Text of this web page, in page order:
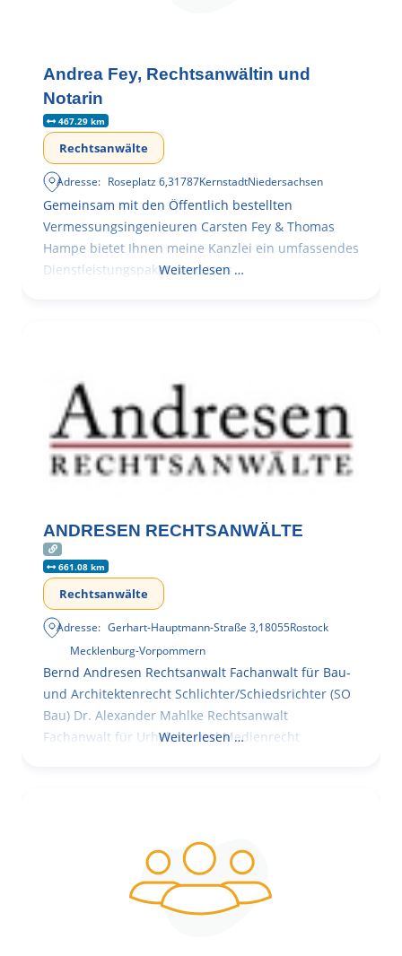
Andrea Fey, Rechtsanwältin und
Notarin
467.29 km
Rechtsanwälte
Adresse: Roseplatz 6,31787KernstadtNiedersachsen
Gemeinsam mit den Öffentlich bestellten
Vermessungsingenieuren Carsten Fey & Thomas
Hampe bietet Ihnen meine Kanzlei ein umfassendes
Dienstleistungspaket rund ums
Weiterlesen …
ANDRESEN RECHTSANWÄLTE
661.08 km
Rechtsanwälte
Adresse: Gerhart-Hauptmann-Straße 3,18055Rostock
Mecklenburg-Vorpommern
Bernd Andresen Rechtsanwalt Fachanwalt für Bau-
und Architektenrecht Schlichter/Schiedsrichter (SO
Bau) Dr. Alexander Mahlke Rechtsanwalt
Fachanwalt für Urheber- und Medienrecht
Weiterlesen …